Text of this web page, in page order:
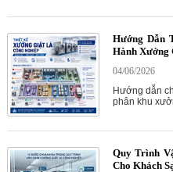
Hướng Dẫn
Hành Xưởng
04/06/2026
Hướng dẫn
phân khu
Quy Trình
Cho Khách